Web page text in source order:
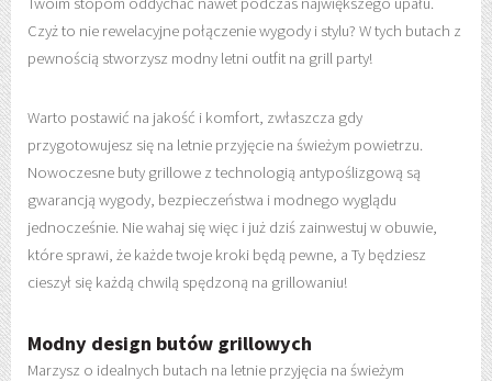
Czyż to nie rewelacyjne połączenie wygody i stylu? W tych butach z
pewnością stworzysz modny letni outfit na grill party!
Warto postawić na jakość i komfort, zwłaszcza gdy
przygotowujesz się na letnie przyjęcie na świeżym powietrzu.
Nowoczesne buty grillowe z technologią antypoślizgową są
gwarancją wygody, bezpieczeństwa i modnego wyglądu
jednocześnie. Nie wahaj się więc i już dziś zainwestuj w obuwie,
które sprawi, że każde twoje kroki będą pewne, a Ty będziesz
cieszył się każdą chwilą spędzoną na grillowaniu!
Modny design butów grillowych
Marzysz o idealnych butach na letnie przyjęcia na świeżym